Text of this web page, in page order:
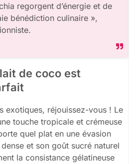
regorgent d’énergie et de
bénédiction culinaire »,
de coco est
exotiques, réjouissez-vous ! Le
touche tropicale et crémeuse
quel plat en une évasion
et son goût sucré naturel
la consistance gélatineuse